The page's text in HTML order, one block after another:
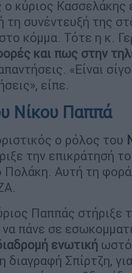
ο κύριος
συνέντευξή της
κόμμα. Τότε η κ.
και πως στην
«Είναι
είπε.
Νίκου Παππά
ο ρόλος του
την επικράτησή
Αυτή τη φορά
Παππάς στήριξε
πάνε σε
ενωτική
διαγραφή Σπίρτζη,